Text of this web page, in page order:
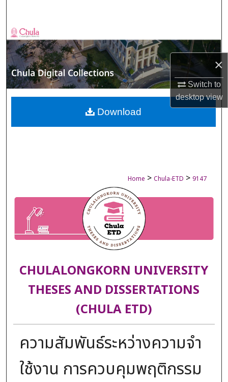
×
Switch to
desktopview
Browse Collections
My Account
About
Digital Commons Network™
Home > Chula-ETD > 9147
CHULALONGKORN UNIVERSITY
THESES AND DISSERTATIONS
(CHULA ETD)
ความสัมพันธ์ระหว่างความจำ
ใช้งาน การควบคุมพฤติกรรม
Download